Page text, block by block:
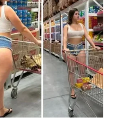
za sigurnošću i jasnoćom.
može uzdrmati vašu
promenjeni u poslednjem
se prilagodite novim
koja zahteva brzu